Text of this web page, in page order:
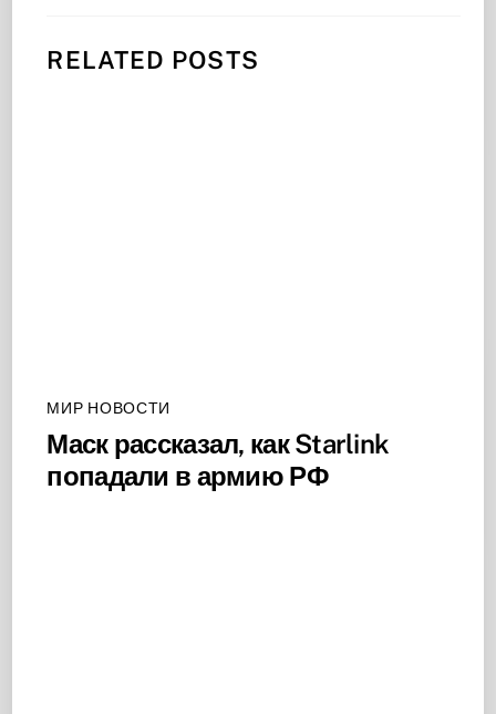
RELATED POSTS
МИР НОВОСТИ
Маск рассказал, как Starlink
попадали в армию РФ